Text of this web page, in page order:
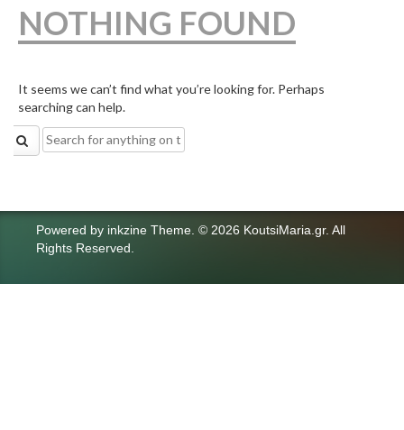
NOTHING FOUND
It seems we can’t find what you’re looking for. Perhaps
searching can help.
Search
for:
Powered by inkzine Theme © 2026 KoutsiMaria.gr. All
Rights Reserved.